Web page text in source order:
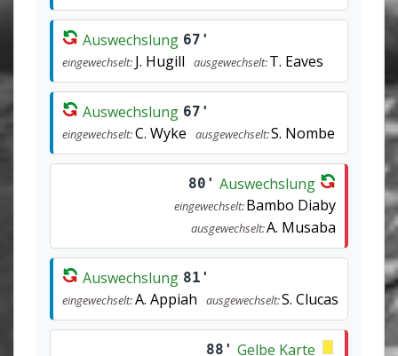
Auswechslung 67'
eingewechselt: J. Hugill ausgewechselt:T. Eaves
Auswechslung 67'
eingewechselt:C. Wyke ausgewechselt:S. Nombe
80' Auswechslung
eingewechselt:Bambo Diaby
ausgewechselt:A. Musaba
Auswechslung 81'
eingewechselt:A. Appiah ausgewechselt:S. Clucas
88' Gelbe Karte